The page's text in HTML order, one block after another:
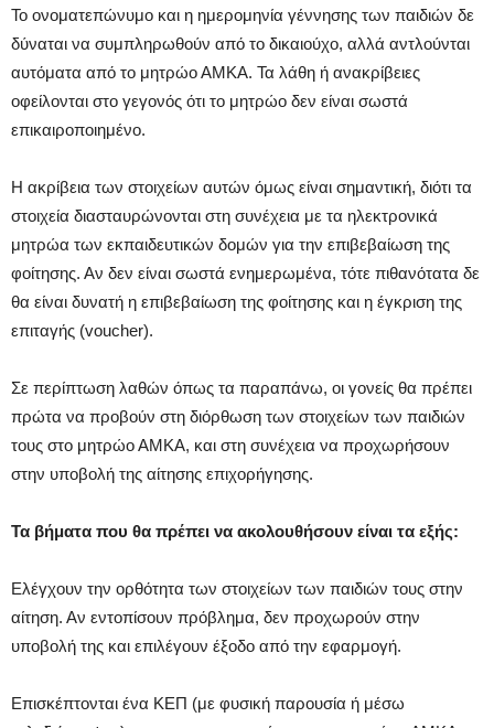
Το ονοματεπώνυμο και η ημερομηνία γέννησης των παιδιών δε
δύναται να συμπληρωθούν από το δικαιούχο, αλλά αντλούνται
αυτόματα από το μητρώο ΑΜΚΑ. Τα λάθη ή ανακρίβειες
οφείλονται στο γεγονός ότι το μητρώο δεν είναι σωστά
επικαιροποιημένο.
Η ακρίβεια των στοιχείων αυτών όμως είναι σημαντική, διότι τα
στοιχεία διασταυρώνονται στη συνέχεια με τα ηλεκτρονικά
μητρώα των εκπαιδευτικών δομών για την επιβεβαίωση της
φοίτησης. Αν δεν είναι σωστά ενημερωμένα, τότε πιθανότατα δε
θα είναι δυνατή η επιβεβαίωση της φοίτησης και η έγκριση της
επιταγής (voucher).
Σε περίπτωση λαθών όπως τα παραπάνω, οι γονείς θα πρέπει
πρώτα να προβούν στη διόρθωση των στοιχείων των παιδιών
τους στο μητρώο ΑΜΚΑ, και στη συνέχεια να προχωρήσουν
στην υποβολή της αίτησης επιχορήγησης.
Τα βήματα που θα πρέπει να ακολουθήσουν είναι τα εξής:
Ελέγχουν την ορθότητα των στοιχείων των παιδιών τους στην
αίτηση. Αν εντοπίσουν πρόβλημα, δεν προχωρούν στην
υποβολή της και επιλέγουν έξοδο από την εφαρμογή.
Επισκέπτονται ένα ΚΕΠ (με φυσική παρουσία ή μέσω